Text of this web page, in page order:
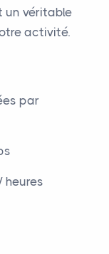
un véritable
activité.
par
heures